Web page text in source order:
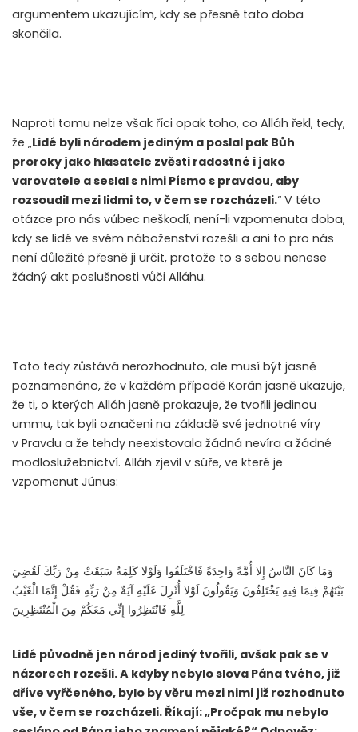
argumentem ukazujícím, kdy se přesně tato doba
skončila.
Naproti tomu nelze však říci opak toho, co Alláh řekl, tedy,
že „Lidé byli národem jediným a poslal pak Bůh
proroky jako hlasatele zvěsti radostné i jako
varovatele a seslal s nimi Písmo s pravdou, aby
rozsoudil mezi lidmi to, v čem se rozcházeli.“ V této
otázce pro nás vůbec neškodí, není-li vzpomenuta doba,
kdy se lidé ve svém náboženství rozešli a ani to pro nás
není důležité přesně ji určit, protože to s sebou nenese
žádný akt poslušnosti vůči Alláhu.
Toto tedy zůstává nerozhodnuto, ale musí být jasně
poznamenáno, že v každém případě Korán jasně ukazuje,
že ti, o kterých Alláh jasně prokazuje, že tvořili jedinou
ummu, tak byli označeni na základě své jednotné víry
v Pravdu a že tehdy neexistovala žádná nevíra a žádné
modloslužebnictví. Alláh zjevil v súře, ve které je
vzpomenut Júnus:
وَمَا كَانَ النَّاسُ إِلا أُمَّةً وَاحِدَةً فَاخْتَلَفُوا وَلَوْلا كَلِمَةٌ سَبَقَتْ مِنْ رَبِّكَ لَقُضِيَ
بَيْنَهُمْ فِيمَا فِيهِ يَخْتَلِفُونَ وَيَقُولُونَ لَوْلا أُنْزِلَ عَلَيْهِ آيَةٌ مِنْ رَبِّهِ فَقُلْ إِنَّمَا الْغَيْبُ
لِلَّهِ فَانْتَظِرُوا إِنِّي مَعَكُمْ مِنَ الْمُنْتَظِرِينَ
Lidé původně jen národ jediný tvořili, avšak pak se v
názorech rozešli. A kdyby nebylo slova Pána tvého, již
dříve vyřčeného, bylo by věru mezi nimi již rozhodnuto
vše, v čem se rozcházeli. Říkají: „Pročpak mu nebylo